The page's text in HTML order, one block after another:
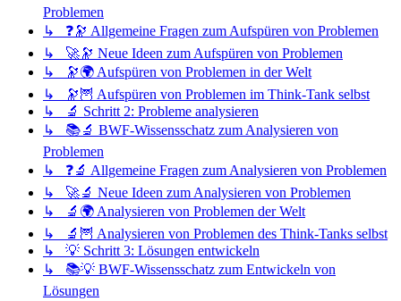
Problemen
↳ ❓🔭 Allgemeine Fragen zum Aufspüren von Problemen
↳ 🚀🔭 Neue Ideen zum Aufspüren von Problemen
↳ 🔭🌍 Aufspüren von Problemen in der Welt
↳ 🔭🦉 Aufspüren von Problemen im Think-Tank selbst
↳ 🔬 Schritt 2: Probleme analysieren
↳ 📚🔬 BWF-Wissensschatz zum Analysieren von
Problemen
↳ ❓🔬 Allgemeine Fragen zum Analysieren von Problemen
↳ 🚀🔬 Neue Ideen zum Analysieren von Problemen
↳ 🔬🌍 Analysieren von Problemen der Welt
↳ 🔬🦉 Analysieren von Problemen des Think-Tanks selbst
↳ 💡 Schritt 3: Lösungen entwickeln
↳ 📚💡 BWF-Wissensschatz zum Entwickeln von
Lösungen